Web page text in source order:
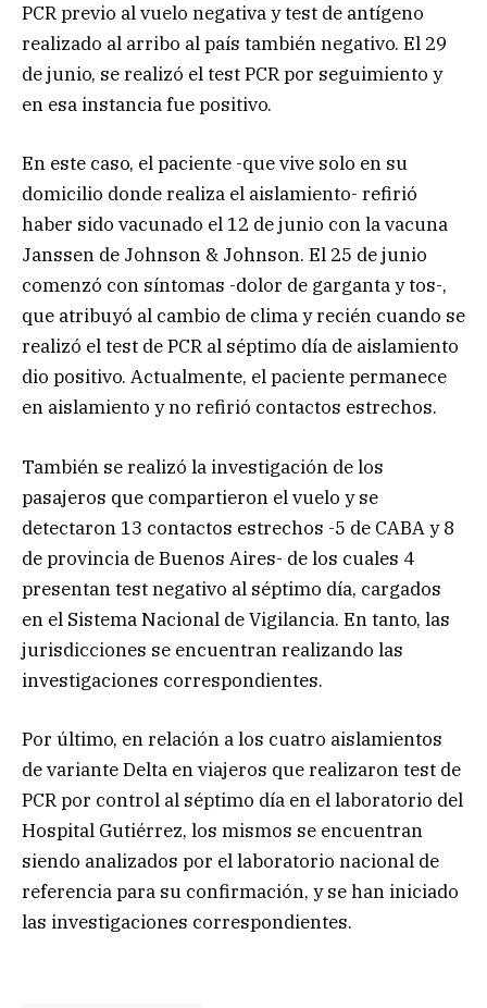
PCR previo al vuelo negativa y test de antígeno
realizado al arribo al país también negativo. El 29
de junio, se realizó el test PCR por seguimiento y
en esa instancia fue positivo.
En este caso, el paciente -que vive solo en su
domicilio donde realiza el aislamiento- refirió
haber sido vacunado el 12 de junio con la vacuna
Janssen de Johnson & Johnson. El 25 de junio
comenzó con síntomas -dolor de garganta y tos-,
que atribuyó al cambio de clima y recién cuando se
realizó el test de PCR al séptimo día de aislamiento
dio positivo. Actualmente, el paciente permanece
en aislamiento y no refirió contactos estrechos.
También se realizó la investigación de los
pasajeros que compartieron el vuelo y se
detectaron 13 contactos estrechos -5 de CABA y 8
de provincia de Buenos Aires- de los cuales 4
presentan test negativo al séptimo día, cargados
en el Sistema Nacional de Vigilancia. En tanto, las
jurisdicciones se encuentran realizando las
investigaciones correspondientes.
Por último, en relación a los cuatro aislamientos
de variante Delta en viajeros que realizaron test de
PCR por control al séptimo día en el laboratorio del
Hospital Gutiérrez, los mismos se encuentran
siendo analizados por el laboratorio nacional de
referencia para su confirmación, y se han iniciado
las investigaciones correspondientes.